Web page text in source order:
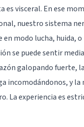
es visceral. En ese
nuestro sistema
en modo lucha, huida,
se puede sentir
galopando fuerte,
incomodándonos, y la
La experiencia es